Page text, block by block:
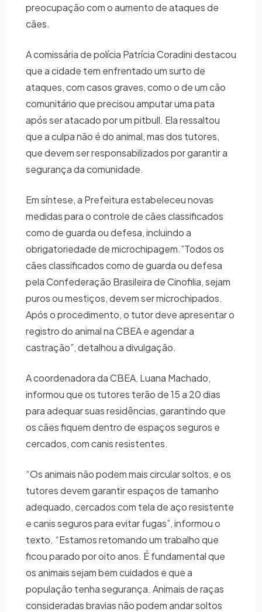
preocupação com o aumento de ataques de
cães.
A comissária de polícia Patrícia Coradini destacou
que a cidade tem enfrentado um surto de
ataques, com casos graves, como o de um cão
comunitário que precisou amputar uma pata
após ser atacado por um pitbull. Ela ressaltou
que a culpa não é do animal, mas dos tutores,
que devem ser responsabilizados por garantir a
segurança da comunidade.
Em síntese, a Prefeitura estabeleceu novas
medidas para o controle de cães classificados
como de guarda ou defesa, incluindo a
obrigatoriedade de microchipagem.”Todos os
cães classificados como de guarda ou defesa
pela Confederação Brasileira de Cinofilia, sejam
puros ou mestiços, devem ser microchipados.
Após o procedimento, o tutor deve apresentar o
registro do animal na CBEA e agendar a
castração”, detalhou a divulgação.
A coordenadora da CBEA, Luana Machado,
informou que os tutores terão de 15 a 20 dias
para adequar suas residências, garantindo que
os cães fiquem dentro de espaços seguros e
cercados, com canis resistentes.
“Os animais não podem mais circular soltos, e os
tutores devem garantir espaços de tamanho
adequado, cercados com tela de aço resistente
e canis seguros para evitar fugas”, informou o
texto. “Estamos retomando um trabalho que
ficou parado por oito anos. É fundamental que
os animais sejam bem cuidados e que a
população tenha segurança. Animais de raças
consideradas bravias não podem andar soltos